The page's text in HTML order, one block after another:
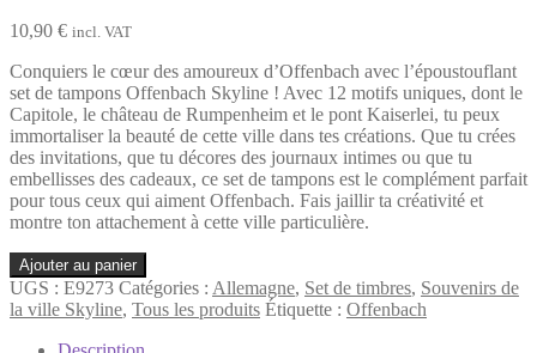
10,90 € incl. VAT
Conquiers le cœur des amoureux d’Offenbach avec l’époustouflant
set de tampons Offenbach Skyline ! Avec 12 motifs uniques, dont le
Capitole, le château de Rumpenheim et le pont Kaiserlei, tu peux
immortaliser la beauté de cette ville dans tes créations. Que tu crées
des invitations, que tu décores des journaux intimes ou que tu
embellisses des cadeaux, ce set de tampons est le complément parfait
pour tous ceux qui aiment Offenbach. Fais jaillir ta créativité et
montre ton attachement à cette ville particulière.
quantité
de
Offenbach
Ajouter au panier
UGS : E9273 Catégories : Allemagne, Set de timbres, Souvenirs de
la ville Skyline, Tous les produits Étiquette : Offenbach